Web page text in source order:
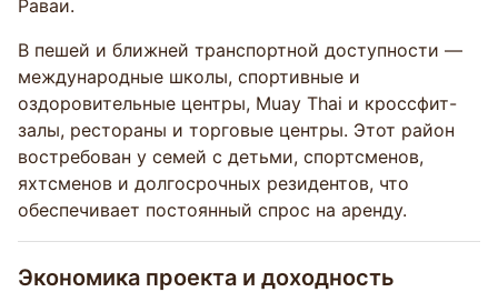
Раваи.
В пешей и ближней транспортной доступности —
международные школы, спортивные и
оздоровительные центры, Muay Thai и кроссфит-
залы, рестораны и торговые центры. Этот район
востребован у семей с детьми, спортсменов,
яхтсменов и долгосрочных резидентов, что
обеспечивает постоянный спрос на аренду.
Экономика проекта и доходность